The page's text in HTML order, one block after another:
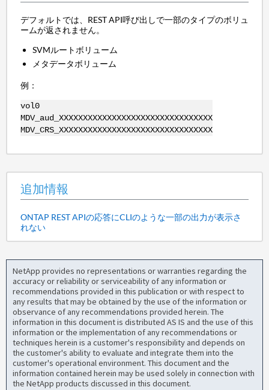
デフォルトでは、REST API呼び出しで一部のタイプのボリュ
ームが返されません。
SVMルートボリューム
メタデータボリューム
例：
vol0
MDV_aud_XXXXXXXXXXXXXXXXXXXXXXXXXXXXXXXX
MDV_CRS_XXXXXXXXXXXXXXXXXXXXXXXXXXXXXXXX
追加情報
ONTAP REST APIの応答にCLIのような一部の出力が表示さ
れない
NetApp provides no representations or warranties regarding the
accuracy or reliability or serviceability of any information or
recommendations provided in this publication or with respect to
any results that may be obtained by the use of the information or
observance of any recommendations provided herein. The
information in this document is distributed AS IS and the use of this
information or the implementation of any recommendations or
techniques herein is a customer's responsibility and depends on
the customer's ability to evaluate and integrate them into the
customer's operational environment. This document and the
information contained herein may be used solely in connection with
the NetApp products discussed in this document.